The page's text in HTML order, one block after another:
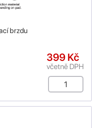
brzdu
399 Kč
včetně DPH